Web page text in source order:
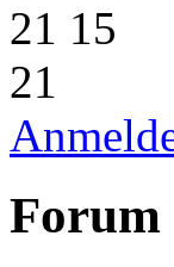
21 15
21
Forum